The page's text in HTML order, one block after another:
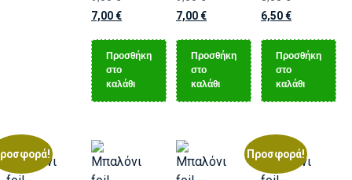
7,00€
Προσθήκη
στο
καλάθι
7,00€
Προσθήκη
στο
καλάθι
6,50€
Προσθήκη
στο
καλάθι
Προσφορά!